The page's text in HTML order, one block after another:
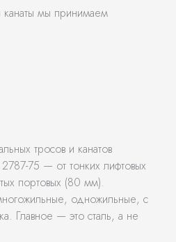
канаты мы принимаем
тросов и канатов
75 — от тонких лифтовых
портовых (80 мм).
одножильные, с
Главное — это сталь, а не